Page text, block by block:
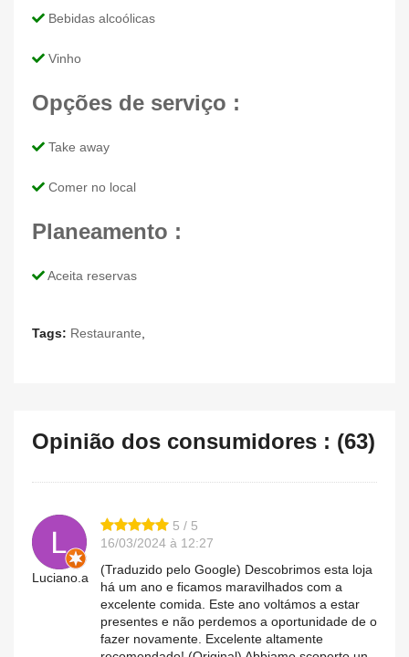
Bebidas alcoólicas
Vinho
Opções de serviço :
Take away
Comer no local
Planeamento :
Aceita reservas
Tags: Restaurante
Opinião dos consumidores : (63)
Luciano.a
5 / 5
16/03/2024 à 12:27
(Traduzido pelo Google) Descobrimos esta loja
há um ano e ficamos maravilhados com a
excelente comida. Este ano voltámos a estar
presentes e não perdemos a oportunidade de o
fazer novamente. Excelente altamente